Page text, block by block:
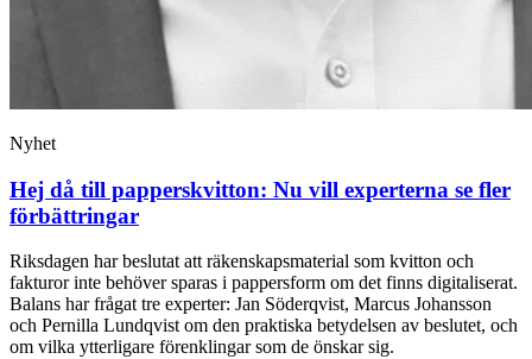
Nyhet
Hej då till papperskvitton: Nu vill experterna se fler
förbättringar
Riksdagen har beslutat att räkenskapsmaterial som kvitton och
fakturor inte behöver sparas i pappersform om det finns digitaliserat.
Balans har frågat tre experter: Jan Söderqvist, Marcus Johansson
och Pernilla Lundqvist om den praktiska betydelsen av beslutet, och
om vilka ytterligare förenklingar som de önskar sig.